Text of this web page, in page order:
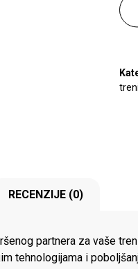
RECENZIJE (0)
partnera za vaše
tehnologijama i